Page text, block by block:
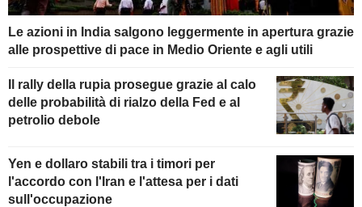
Le azioni in India salgono leggermente in apertura grazie
alle prospettive di pace in Medio Oriente e agli utili
Il rally della rupia prosegue grazie al calo
delle probabilità di rialzo della Fed e al
petrolio debole
Yen e dollaro stabili tra i timori per
l'accordo con l'Iran e l'attesa per i dati
sull'occupazione